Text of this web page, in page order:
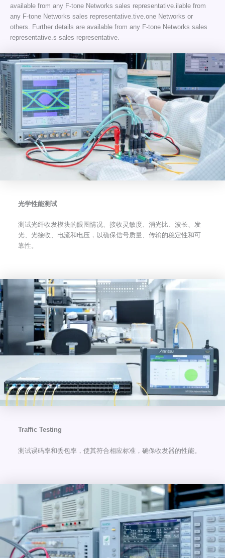
available from any F-tone Networks sales representative.ilable from
any F-tone Networks sales representative.tive.one Networks or
others. Further details are available from any F-tone Networks sales
representative.s sales representative.
光学性能测试
测试光纤收发模块的眼图情况、接收灵敏度、消光比、波长、发
光、光接收、电流和电压，以确保信号质量、传输的稳定性和可
靠性。
Traffic Testing
测试误码率和丢包率，使其符合相应标准，确保收发器的性能。